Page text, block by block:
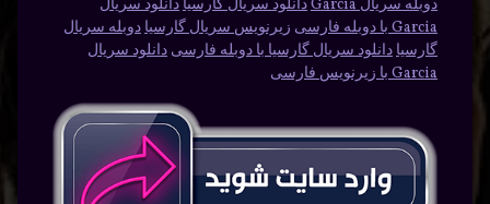
دوبله سریال Garcia
دانلود سریال گارسیادانلود سریال
Garcia با دوبله فارسی
زیرنویس سریال گارسیادوبله سریال
گارسیادانلود سریال گارسیا با دوبله فارسی دانلود سریال
Garcia با زیرنویس فارسی